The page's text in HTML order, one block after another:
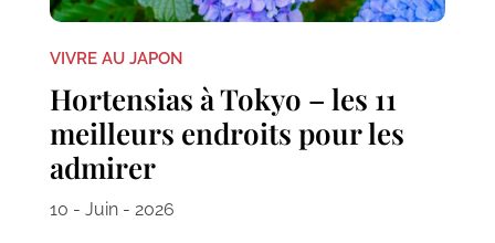
VIVRE AU JAPON
Hortensias à Tokyo – les 11
meilleurs endroits pour les
admirer
10 - Juin - 2026